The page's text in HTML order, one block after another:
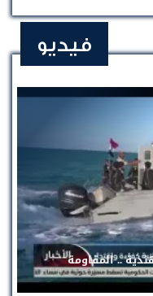
فيديو
.. المقاومة